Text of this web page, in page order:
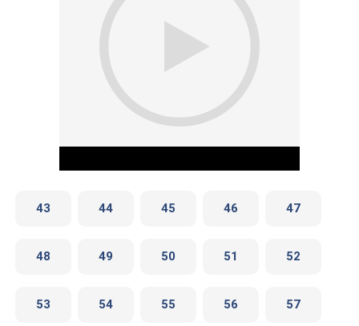
Play Video
43 44 45 46 47
48 49 50 51 52
53 54 55 56 57